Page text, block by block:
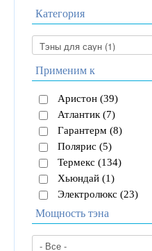
Категория
Применим к
Аристон (39)
Атлантик (7)
Гарантерм (8)
Полярис (5)
Термекс (134)
Хьюндай (1)
Электролюкс (23)
Мощность тэна